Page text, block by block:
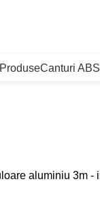
ProduseCanturi ABS